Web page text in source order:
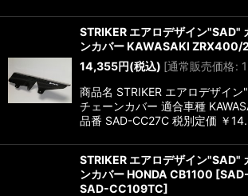
STRIKER エアロデザイン"SAD"
ンカバー KAWASAKI ZRX400/2
14,355円(税込) [通常販売価格:
商品名 STRIKER エアロデザイ
チェーンカバー 適合車種
品番 SAD-CC27C 税別定価 ￥
STRIKER エアロデザイン"SAD"
ンカバー HONDA CB1100 [
SAD-CC109TC]